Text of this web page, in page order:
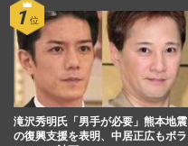
滝沢秀明氏「男手が必要」熊本地震
の復興支援を表明、中居正広もボラ